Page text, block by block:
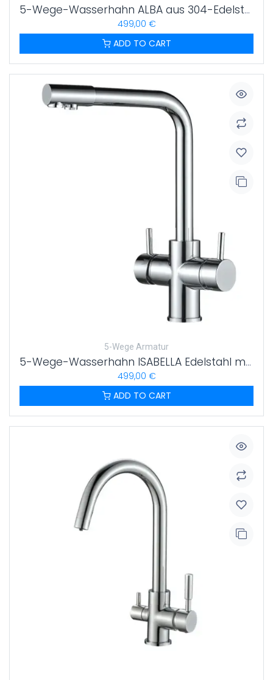
5-Wege-Wasserhahn ALBA aus 304-Edelstahl | ausziehbare Brause | kompatibel mit untertisch Wassersprudlern | deutsche Qualitätsmarke
499,00 €
ADD TO CART
5-Wege Armatur
5-Wege-Wasserhahn ISABELLA Edelstahl massiv L-Auslauf | Chrom, Schwarz, gebürstet
499,00 €
ADD TO CART